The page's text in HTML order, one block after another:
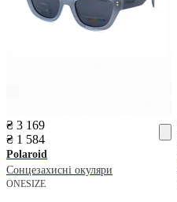
₴ 3 169
₴ 1 584
Polaroid
Сонцезахисні окуляри
ONESIZE